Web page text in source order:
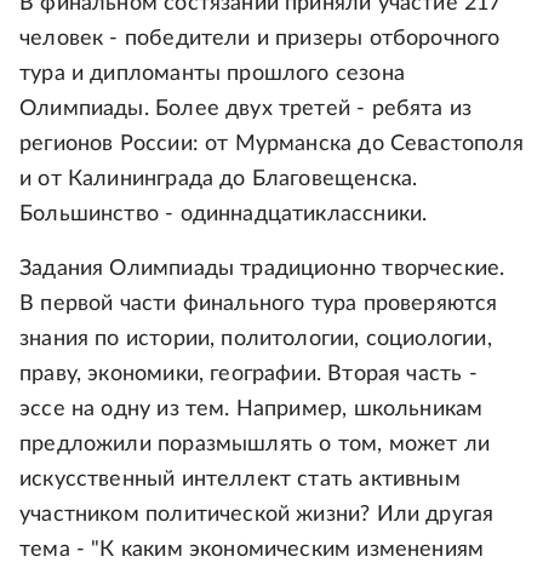
человек - победители и призеры отборочного
тура и дипломанты прошлого сезона
Олимпиады. Более двух третей - ребята из
регионов России: от Мурманска до Севастополя
и от Калининграда до Благовещенска.
Большинство - одиннадцатиклассники.
Задания Олимпиады традиционно творческие.
В первой части финального тура проверяются
знания по истории, политологии, социологии,
праву, экономики, географии. Вторая часть -
эссе на одну из тем. Например, школьникам
предложили поразмышлять о том, может ли
искусственный интеллект стать активным
участником политической жизни? Или другая
тема - "К каким экономическим изменениям